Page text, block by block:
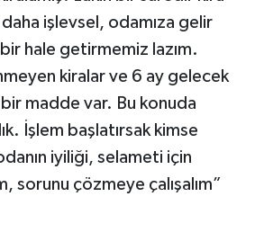
işlevsel, odamıza gelir
hale getirmemiz lazım.
kiralar ve 6 ay gelecek
madde var. Bu konuda
İşlem başlatırsak kimse
iyiliği, selameti için
sorunu çözmeye çalışalım”